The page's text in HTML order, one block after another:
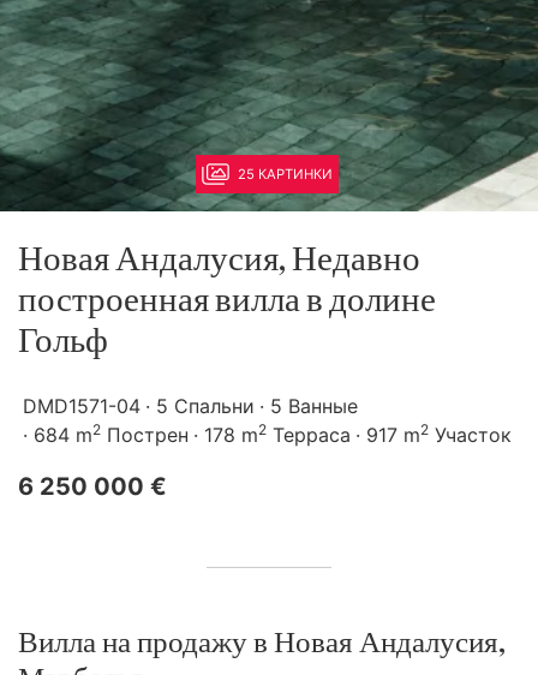
25 КАРТИНКИ
Новая Андалусия, Недавно
построенная вилла в долине
Гольф
DMD1571-04 5 Спальни
5 Ванные
684 m2 Пострен 178 m2 Терраса 917 m2 Участок
6 250 000 €
Вилла на продажу в Новая Андалусия,